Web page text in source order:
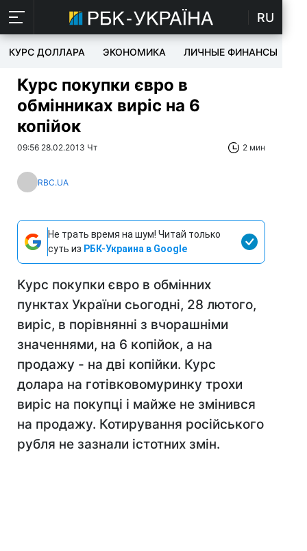
RU
КУРС ДОЛЛАРА ЭКОНОМИКА ЛИЧНЫЕ ФИНАНСЫ
Курс покупки євро в
обмінниках виріс на 6
копійок
09:56 28.02.2013 Чт 2 мин
RBC.UA
Не трать время на шум! Читай только
суть из РБК-Украина в Google
Курс покупки євро в обмінних
пунктах України сьогодні, 28 лютого,
виріс, в порівнянні з вчорашніми
значеннями, на 6 копійок, а на
продажу - на дві копійки. Курс
долара на готівковомуринку трохи
виріс на покупці і майже не змінився
на продажу. Котирування російського
рубля не зазнали істотних змін.